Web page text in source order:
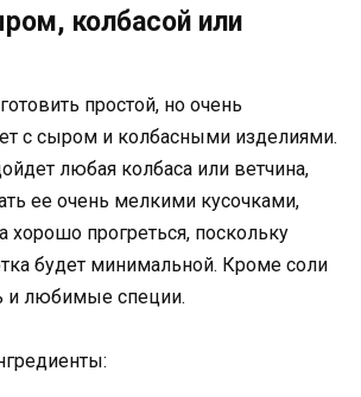
колбасой или
простой, но очень
с сыром и колбасными изделиями.
любая колбаса или ветчина,
ее очень мелкими кусочками,
хорошо прогреться, поскольку
будет минимальной. Кроме соли
и любимые специи.